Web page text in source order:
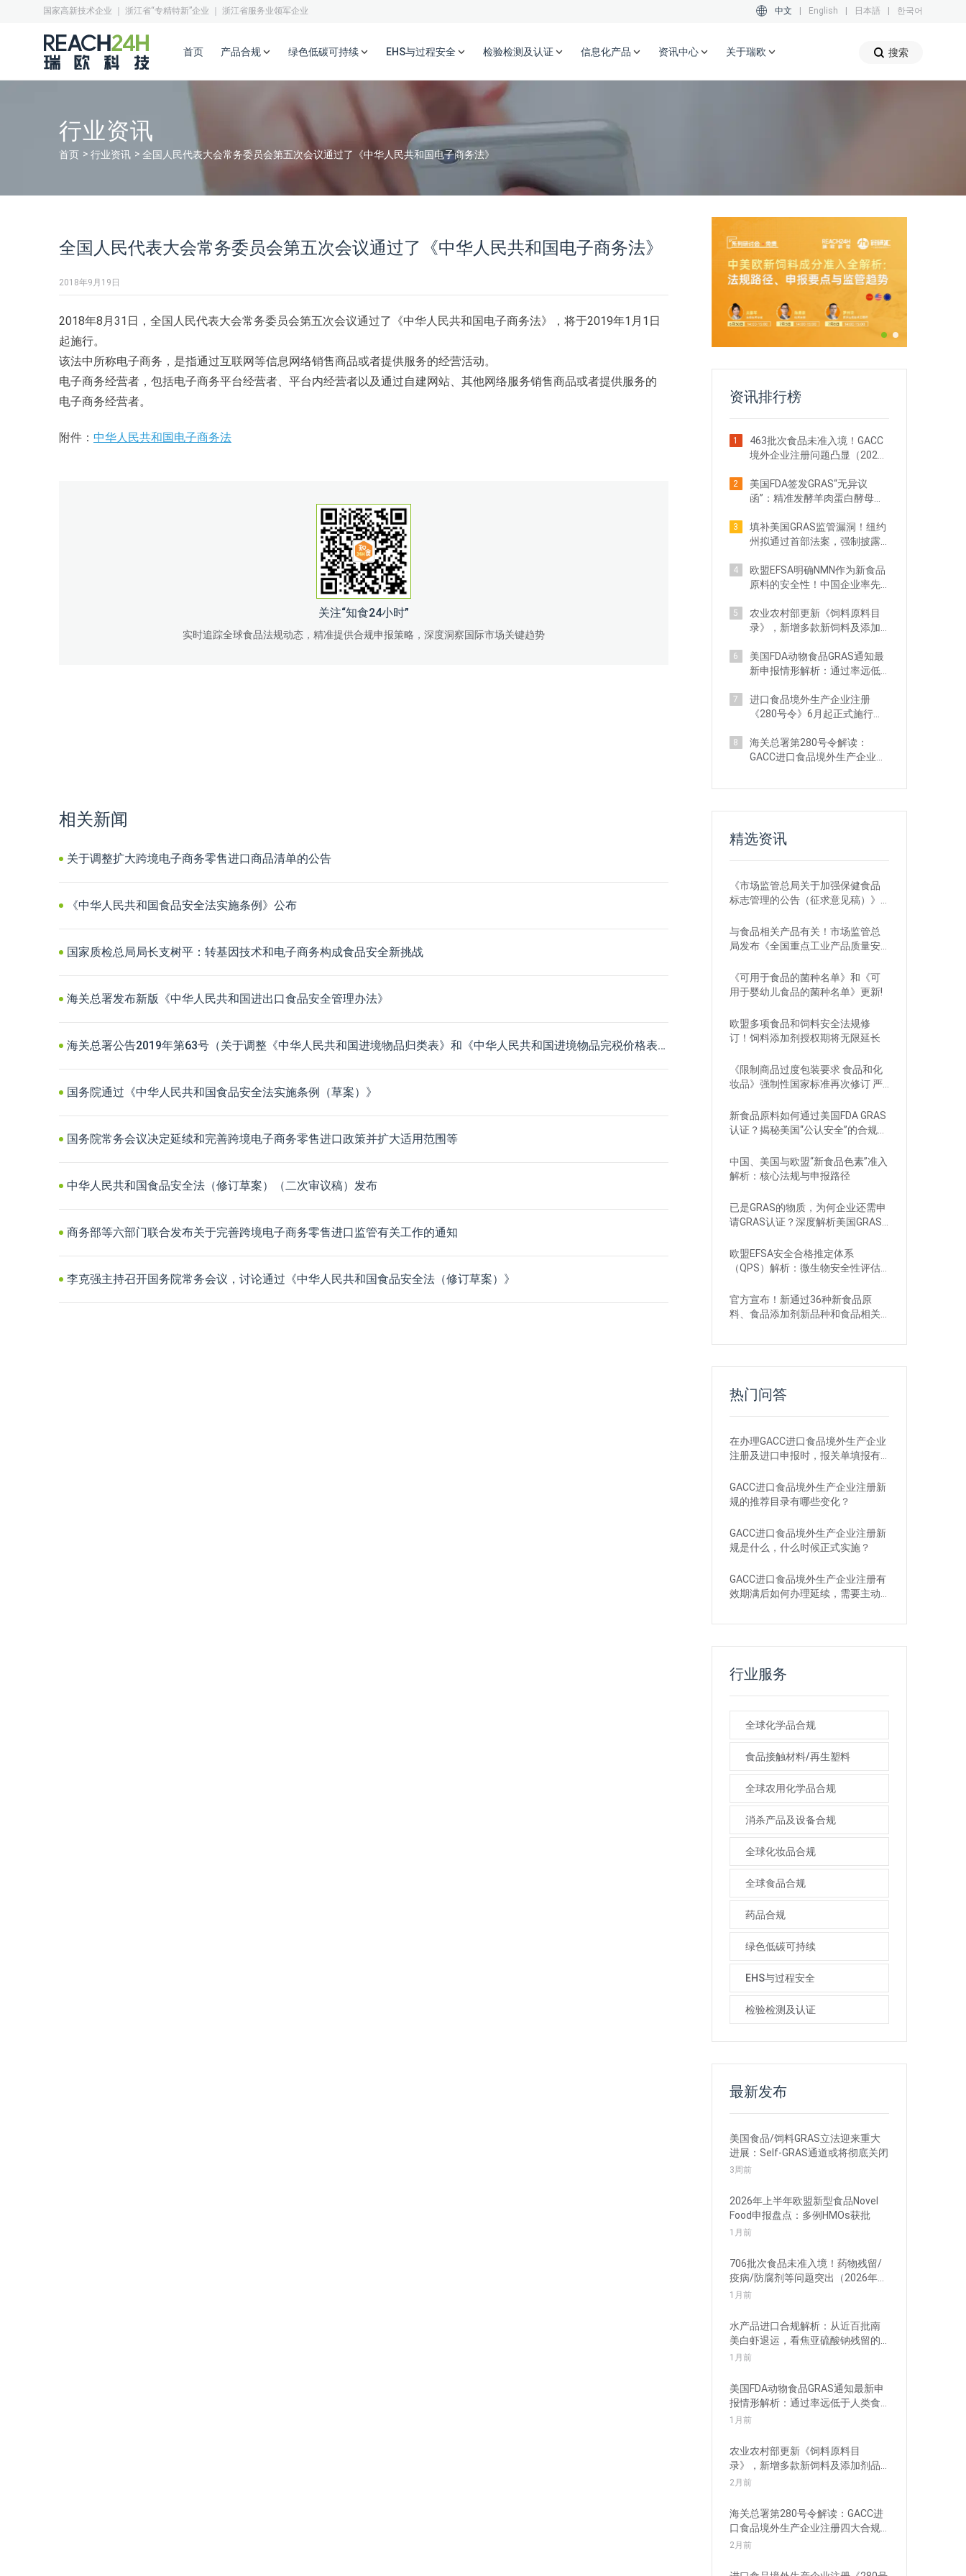
国家高新技术企业 ｜ 浙江省“专精特新”企业 ｜ 浙江省服务业领军企业 中文 English 日本語 한국어
首页 产品合规 绿色低碳可持续 EHS与过程安全 检验检测及认证 信息化产品 资讯中心 关于瑞欧 搜索
行业资讯
首页 行业资讯 全国人民代表大会常务委员会第五次会议通过了《中华人民共和国电子商务法》
全国人民代表大会常务委员会第五次会议通过了《中华人民共和国电子商务法》
2018年9月19日
2018年8月31日，全国人民代表大会常务委员会第五次会议通过了《中华人民共和国电子商务法》，将于2019年1月1日
起施行。
该法中所称电子商务，是指通过互联网等信息网络销售商品或者提供服务的经营活动。
电子商务经营者，包括电子商务平台经营者、平台内经营者以及通过自建网站、其他网络服务销售商品或者提供服务的
电子商务经营者。
附件： 中华人民共和国电子商务法
关注“知食24小时”
实时追踪全球食品法规动态，精准提供合规申报策略，深度洞察国际市场关键趋势
相关新闻
关于调整扩大跨境电子商务零售进口商品清单的公告
《中华人民共和国食品安全法实施条例》公布
国家质检总局局长支树平：转基因技术和电子商务构成食品安全新挑战
海关总署发布新版《中华人民共和国进出口食品安全管理办法》
海关总署公告2019年第63号（关于调整《中华人民共和国进境物品归类表》和《中华人民共和国进境物品完税价格表》的公告）
国务院通过《中华人民共和国食品安全法实施条例（草案）》
国务院常务会议决定延续和完善跨境电子商务零售进口政策并扩大适用范围等
中华人民共和国食品安全法（修订草案）（二次审议稿）发布
商务部等六部门联合发布关于完善跨境电子商务零售进口监管有关工作的通知
李克强主持召开国务院常务会议，讨论通过《中华人民共和国食品安全法（修订草案）》
资讯排行榜
1
463批次食品未准入境！GACC
境外企业注册问题凸显（2026
2
美国FDA签发GRAS“无异议
函”：精准发酵羊肉蛋白酵母获
3
填补美国GRAS监管漏洞！纽约
州拟通过首部法案，强制披露
4
欧盟EFSA明确NMN作为新食品
原料的安全性！中国企业率先
5
农业农村部更新《饲料原料目
录》，新增多款新饲料及添加
6
美国FDA动物食品GRAS通知最
新申报情形解析：通过率远低
7
进口食品境外生产企业注册
《280号令》6月起正式施行：
8
海关总署第280号令解读：
GACC进口食品境外生产企业注
精选资讯
《市场监管总局关于加强保健食品
标志管理的公告（征求意见稿）》
与食品相关产品有关！市场监管总
局发布《全国重点工业产品质量安
《可用于食品的菌种名单》和《可
用于婴幼儿食品的菌种名单》更新!
欧盟多项食品和饲料安全法规修
订！饲料添加剂授权期将无限延长
《限制商品过度包装要求 食品和化
妆品》强制性国家标准再次修订 严
新食品原料如何通过美国FDA GRAS
认证？揭秘美国“公认安全”的合规路
中国、美国与欧盟“新食品色素”准入
解析：核心法规与申报路径
已是GRAS的物质，为何企业还需申
请GRAS认证？深度解析美国GRAS
欧盟EFSA安全合格推定体系
（QPS）解析：微生物安全性评估
官方宣布！新通过36种新食品原
料、食品添加剂新品种和食品相关
热门问答
在办理GACC进口食品境外生产企业
注册及进口申报时，报关单填报有
GACC进口食品境外生产企业注册新
规的推荐目录有哪些变化？
GACC进口食品境外生产企业注册新
规是什么，什么时候正式实施？
GACC进口食品境外生产企业注册有
效期满后如何办理延续，需要主动
行业服务
全球化学品合规
食品接触材料/再生塑料
全球农用化学品合规
消杀产品及设备合规
全球化妆品合规
全球食品合规
药品合规
绿色低碳可持续
EHS与过程安全
检验检测及认证
最新发布
美国食品/饲料GRAS立法迎来重大
进展：Self-GRAS通道或将彻底关闭
3周前
2026年上半年欧盟新型食品Novel
Food申报盘点：多例HMOs获批
1月前
706批次食品未准入境！药物残留/
疫病/防腐剂等问题突出（2026年5
月）
1月前
水产品进口合规解析：从近百批南
美白虾退运，看焦亚硫酸钠残留的
管理要求
1月前
美国FDA动物食品GRAS通知最新申
报情形解析：通过率远低于人类食
品
1月前
农业农村部更新《饲料原料目
录》，新增多款新饲料及添加剂品
种批准申报
2月前
海关总署第280号令解读：GACC进
口食品境外生产企业注册四大合规
风险
2月前